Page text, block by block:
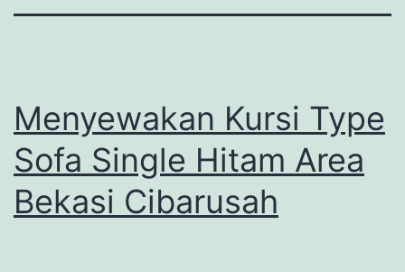
Menyewakan Kursi Type
Sofa Single Hitam Area
Bekasi Cibarusah